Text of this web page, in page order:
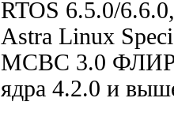
RTOS 6.5.0/
Astra Linux
МСВС 3.0
ядра 4.2.0 и